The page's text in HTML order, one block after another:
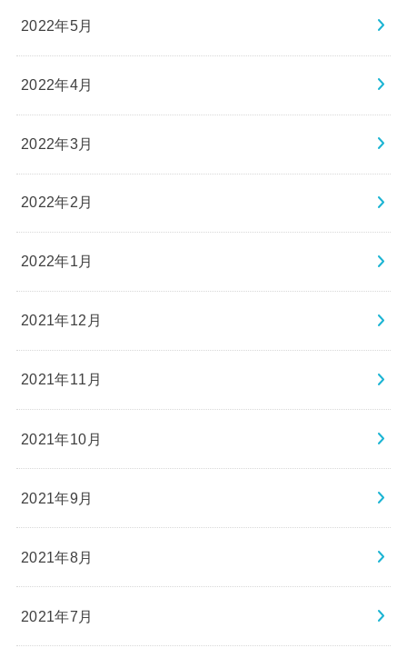
2022年5月
2022年4月
2022年3月
2022年2月
2022年1月
2021年12月
2021年11月
2021年10月
2021年9月
2021年8月
2021年7月